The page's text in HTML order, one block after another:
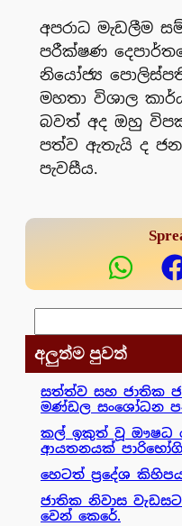
අපරාධ මැඩලීම
පරීක්ෂණ
නියෝජ්‍ය
මහතා විශාල
බවත් අද ඔහු
පත්ව ඇතැයි ද
පැවසීය.
අලුත්ම පුවත්
සත්ත්ව සහ ජාතික
මණ්ඩල සංශෝධන
කල් ඉකුත් වූ ඖෂධ
ආයතනයක්
හෙටත් ප්‍රදේශ
ජාතික නිවාස
වෙන් කෙරේ.